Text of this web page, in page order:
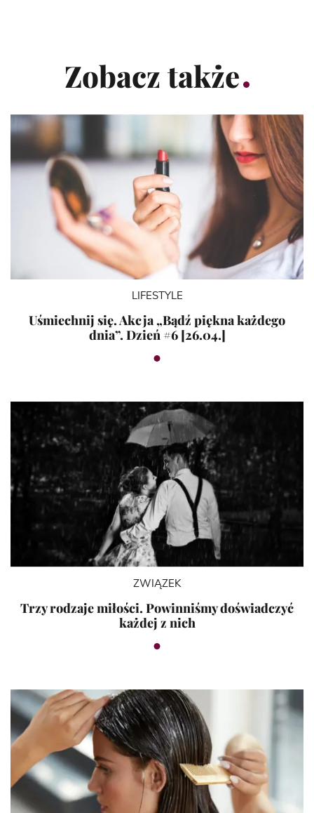
Zobacz także
LIFESTYLE
Uśmiechnij się. Akcja „Bądź piękna każdego
dnia”. Dzień #6 [26.04.]
ZWIĄZEK
Trzy rodzaje miłości. Powinniśmy doświadczyć
każdej z nich